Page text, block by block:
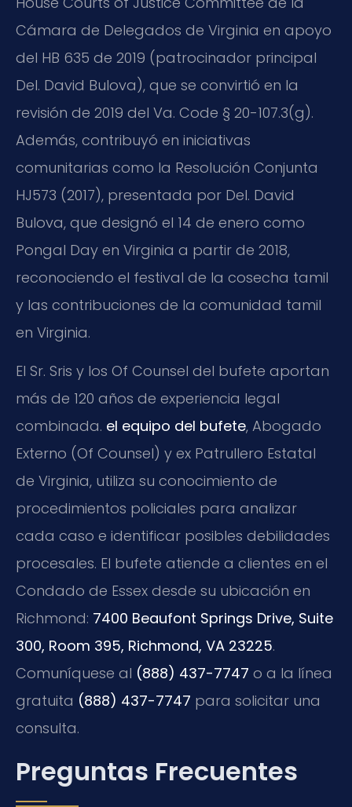
Cámara de Delegados de Virginia en apoyo
del HB 635 de 2019 (patrocinador principal
Del. David Bulova), que se convirtió en la
revisión de 2019 del Va. Code § 20-107.3(g).
Además, contribuyó en iniciativas
comunitarias como la Resolución Conjunta
HJ573 (2017), presentada por Del. David
Bulova, que designó el 14 de enero como
Pongal Day en Virginia a partir de 2018,
reconociendo el festival de la cosecha tamil
y las contribuciones de la comunidad tamil
en Virginia.
El Sr. Sris y los Of Counsel del bufete aportan
más de 120 años de experiencia legal
combinada. el equipo del bufete, Abogado
Externo (Of Counsel) y ex Patrullero Estatal
de Virginia, utiliza su conocimiento de
procedimientos policiales para analizar
cada caso e identificar posibles debilidades
procesales. El bufete atiende a clientes en el
Condado de Essex desde su ubicación en
Richmond: 7400 Beaufont Springs Drive, Suite
300, Room 395, Richmond, VA 23225.
Comuníquese al (888) 437-7747 o a la línea
gratuita (888) 437-7747 para solicitar una
consulta.
Preguntas Frecuentes